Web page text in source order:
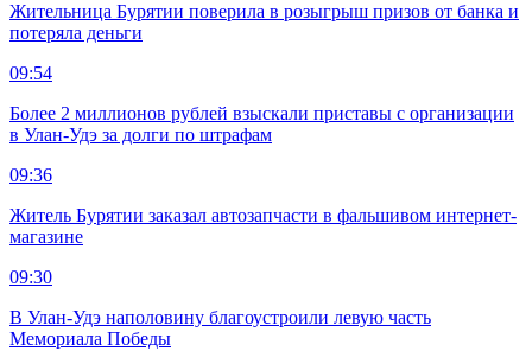
Жительница Бурятии поверила в розыгрыш призов от банка и
потеряла деньги
09:54
Более 2 миллионов рублей взыскали приставы с организации
в Улан-Удэ за долги по штрафам
09:36
Житель Бурятии заказал автозапчасти в фальшивом интернет-
магазине
09:30
В Улан-Удэ наполовину благоустроили левую часть
Мемориала Победы